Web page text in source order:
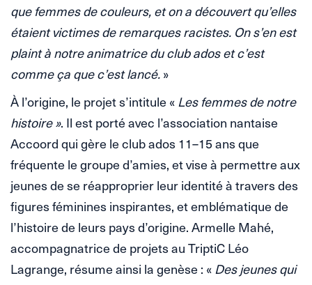
que femmes de couleurs, et on a découvert qu’elles
étaient victimes de remarques racistes. On s’en est
plaint à notre animatrice du club ados et c’est
comme ça que c’est lancé.»
À l’origine, le projet s’intitule «Les femmes de notre
histoire ». Il est porté avec l’association nantaise
Accoord qui gère le club ados 11–15 ans que
fréquente le groupe d’amies, et vise à permettre aux
jeunes de se réapproprier leur identité à travers des
figures féminines inspirantes, et emblématique de
l’histoire de leurs pays d’origine. Armelle Mahé,
accompagnatrice de projets au TriptiC Léo
Lagrange, résume ainsi la genèse : «Des jeunes qui